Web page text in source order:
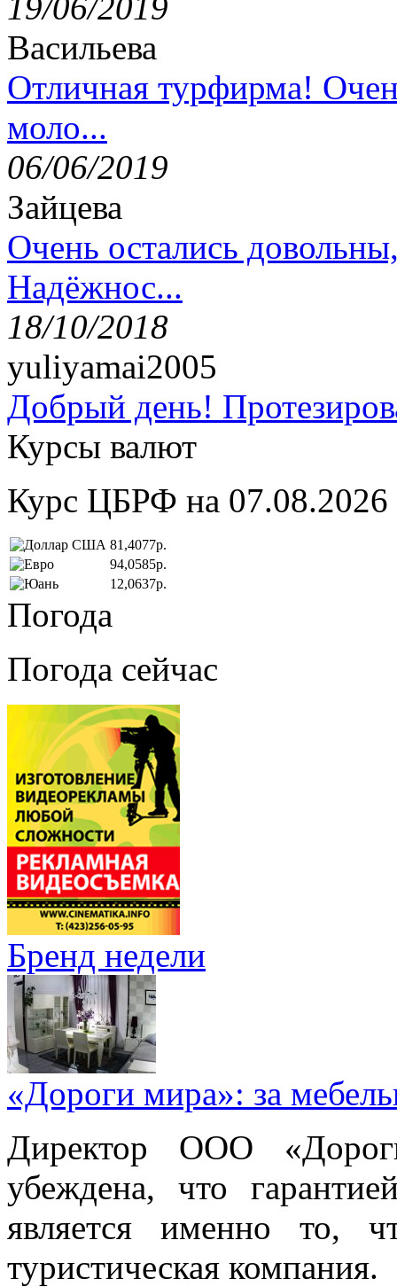
Васильева
Отличная турфирма!
моло...
06/06/2019
Зайцева
Очень остались
Надёжнос...
18/10/2018
yuliyamai2005
Добрый день!
Курсы валют
Курс ЦБРФ на 07.08.2026
81,4077р.
94,0585р.
12,0637р.
Погода
Погода сейчас
Бренд недели
«Дороги мира»: за
Директор ООО
убеждена, что
является именно то,
туристическая компания.